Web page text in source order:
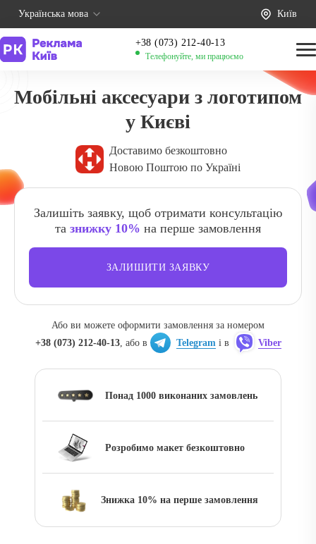
Українська мова Київ
+38 (073) 212-40-13
Телефонуйте, ми працюємо
Мобільні аксесуари з логотипом
у Києві
Доставимо безкоштовно
Новою Поштою по Україні
Понад 1000 виконаних замовлень
Розробимо макет безкоштовно
Знижка 10% на перше замовлення
Залишіть заявку, щоб отримати консультацію
та знижку 10% на перше замовлення
ЗАЛИШИТИ ЗАЯВКУ
Або ви можете оформити замовлення за номером
+38 (073) 212-40-13, або в Telegramі в Viber